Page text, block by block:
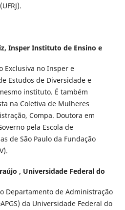
Insper Instituto de Ensino e
Exclusiva no Insper e
Estudos de Diversidade e
instituto. É também
na Coletiva de Mulheres
Compa. Doutora em
pela Escola de
de São Paulo da Fundação
, Universidade Federal do
Departamento de Administração
da Universidade Federal do